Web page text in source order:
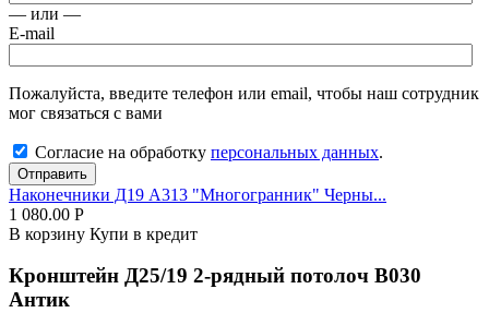
— или —
E-mail
Пожалуйста, введите телефон или email, чтобы наш сотрудник
мог связаться с вами
Согласие на обработку персональных данных.
Отправить
Наконечники Д19 А313 "Многогранник" Черны...
1 080.00 Р
В корзину Купи в кредит
Кронштейн Д25/19 2-рядный потолоч В030
Антик